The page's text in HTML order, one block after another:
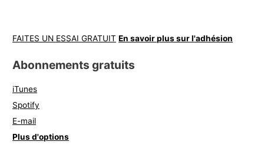
FAITES UN ESSAI GRATUIT En savoir plus sur l'adhésion
Abonnements gratuits
iTunes
Spotify
E-mail
Plus d'options